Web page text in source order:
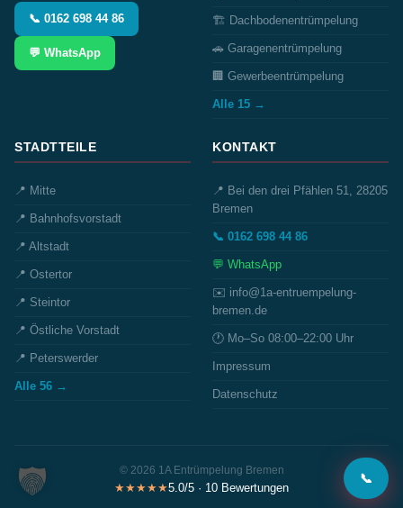
📞 0162 698 44 86
💬 WhatsApp
🏗️ Dachbodenentrümpelung
🚗 Garagenentrümpelung
🏢 Gewerbeentrümpelung
Alle 15 →
STADTTEILE
📍 Mitte
📍 Bahnhofsvorstadt
📍 Altstadt
📍 Ostertor
📍 Steintor
📍 Östliche Vorstadt
📍 Peterswerder
Alle 56 →
KONTAKT
📍 Bei den drei Pfählen 51, 28205
Bremen
📞 0162 698 44 86
💬 WhatsApp
✉️ info@1a-entruempelung-
bremen.de
🕐 Mo–So 08:00–22:00 Uhr
Impressum
Datenschutz
© 2026 1A Entrümpelung Bremen
★★★★★5.0/5 · 10 Bewertungen
📞